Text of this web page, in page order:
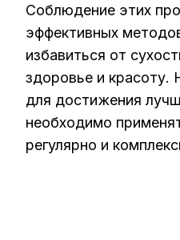
Соблюдение этих
эффективных
избавиться от
здоровье и красоту.
для достижения
необходимо
регулярно и